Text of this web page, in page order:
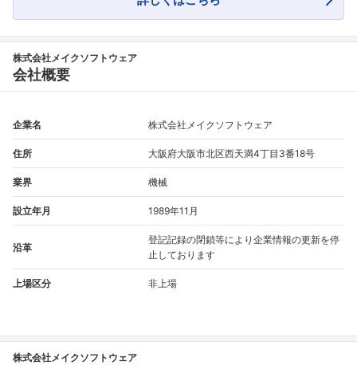
フォローしました
こちらの企業もフォローしませんか？
株式会社メイクソフトウェア
会社概要
企業名 株式会社メイクソフトウェア
住所 大阪府大阪市北区西天満4丁目3番18号
業界 機械
設立年月 1989年11月
沿革
登記記録の閉鎖等により企業情報の更新を停
止しております
上場区分 非上場
株式会社メイクソフトウェア